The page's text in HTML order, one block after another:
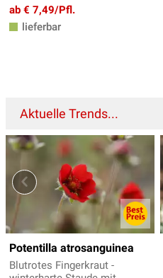
ab € 7,49/Pfl.
lieferbar
Aktuelle Trends...
Potentilla atrosanguinea
Blutrotes Fingerkraut -